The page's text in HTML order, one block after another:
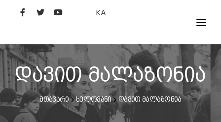
KA
ᲤᲘᲚᲛᲔᲑᲘ
ᲮᲔᲚᲝᲕᲐᲜᲘ
ᲙᲘᲜᲝᲡᲢᲣᲓᲘᲐ
ᲙᲘᲜᲝᲐᲙᲐᲓᲔᲛᲘᲐ
დავით მალაზონია
მთავარი ხელოვანი დავით მალაზონია